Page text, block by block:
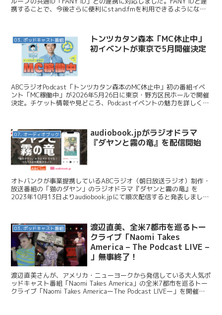
携することで、今後さらに便利にstand.fmを利用できるようになり
03. ポッドキャスト番組
トンツカタン森本「MC休止中」
初イベントが東京で5月開催決定
ABCラジオPodcast「トンツカタン森本のMC休止中」初の番組イベ
ント「MC稼働中」が2026年5月26日に東京・野方区民ホールで開催
決定。チケット情報や見どころ、Podcastイベントの魅力を詳しく解
07. オーディオブック
audiobook.jpがラジオドラマ
『ダヤンと霧の竜』を配信開始
オトバンクが事業提携しているABCラジオ（朝日放送ラジオ）制作・
放送番組の「猫のダヤン」のラジオドラマ『ダヤンと霧の竜』を
2023年10月13日よりaudiobook.jpにて順次配信すると発表しまし
03. ポッドキャスト番組
渡辺直美、全米7都市を巡るトー
クライブ「Naomi Takes
America – The Podcast LIVE –
」無事終了！
渡辺直美さんが、アメリカ・ニューヨークから発信している大人気ポ
ッドキャスト番組「Naomi Takes America」の全米7都市を巡るトー
クライブ「Naomi Takes AmericaーThe Podcast LIVEー」を開催し